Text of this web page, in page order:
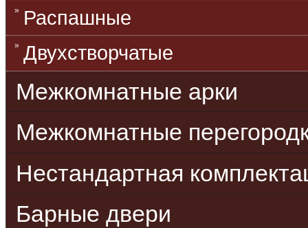
Распашные
Двухстворчатые
Межкомнатные арки
Межкомнатные
Нестандартная
Барные двери